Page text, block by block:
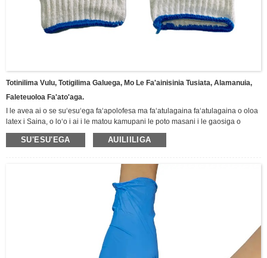
Totinilima Vulu, Totigilima Galuega, Mo Le Fa'ainisinia Tusiata, Alamanuia,
Faleteuoloa Fa'ato'aga.
I le avea ai o se suʻesuʻega faʻapolofesa ma faʻatulagaina faʻatulagaina o oloa
latex i Saina, o loʻo i ai i le matou kamupani le poto masani i le gaosiga o
ituaiga totigilima ma oloa latex, e aofia ai totigilima Butyl, totigilima faʻamaʻi,
totigilima Neoprene, totigilima faʻafefe suauu, totigilima fale Latex, totigilima
vulu, Totigilima su'esu'ega nitrile, totini lima latex umi, ma isi. Fa'aaoga lautele i
alamanuia, mining, faigafaiva, fa'ato'aga, vaomatua ma isi vaega o le puipuiga
lautele o tagata faigaluega, Fa'amolemole va'ai i lalo mo tatou oloa totini lima o
SU'ESU'EGA AUILIILIGA